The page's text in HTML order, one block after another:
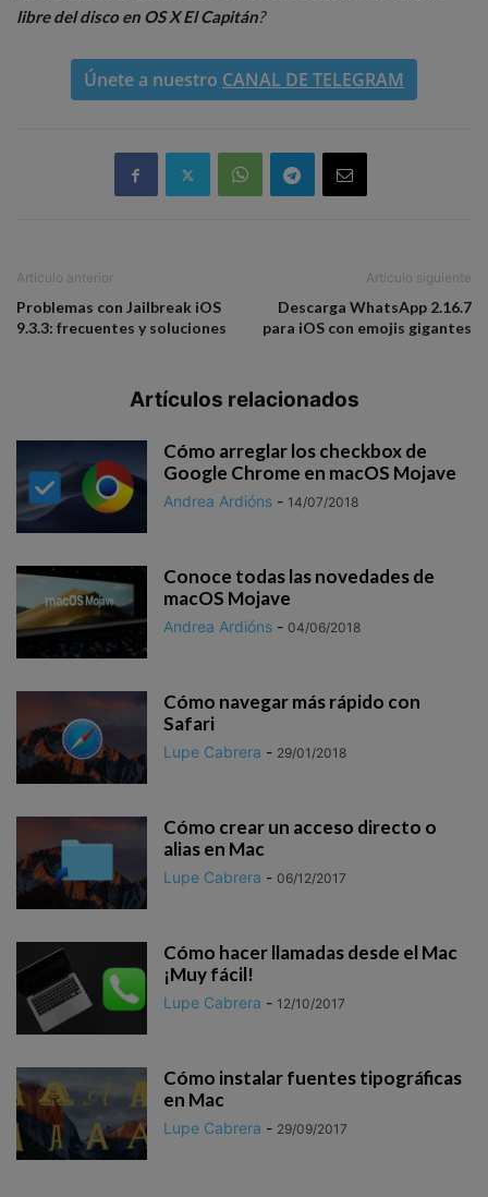
libre del disco en OS X El Capitán?
Únete a nuestro CANAL DE TELEGRAM
Artículo anterior
Problemas con Jailbreak iOS
9.3.3: frecuentes y soluciones
Artículo siguiente
Descarga WhatsApp 2.16.7
para iOS con emojis gigantes
Artículos relacionados
Cómo arreglar los checkbox de
Google Chrome en macOS Mojave
Andrea Ardións - 14/07/2018
Conoce todas las novedades de
macOS Mojave
Andrea Ardións - 04/06/2018
Cómo navegar más rápido con
Safari
Lupe Cabrera - 29/01/2018
Cómo crear un acceso directo o
alias en Mac
Lupe Cabrera - 06/12/2017
Cómo hacer llamadas desde el Mac
¡Muy fácil!
Lupe Cabrera - 12/10/2017
Cómo instalar fuentes tipográficas
en Mac
Lupe Cabrera - 29/09/2017